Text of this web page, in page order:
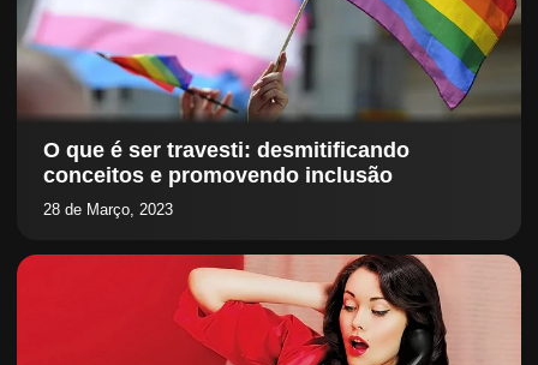
O que é ser travesti: desmitificando
conceitos e promovendo inclusão
28 de Março, 2023